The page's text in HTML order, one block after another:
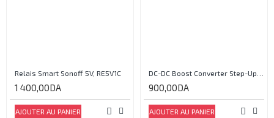
Relais Smart Sonoff 5V, RE5V1C
1 400,00DA
AJOUTER AU PANIER
900,00DA
AJOUTER AU PANIER